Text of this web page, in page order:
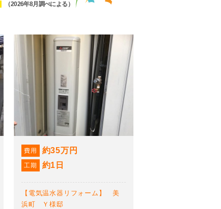
（2026年8月調べによる）
費用 約35万円
工期 約1日
【電気温水器リフォーム】 美
浜町 Ｙ様邸